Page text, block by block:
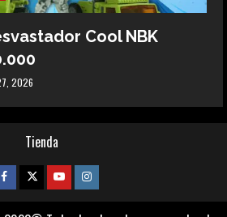
Cool NBK
2026
Tienda
Facebook
TwitterYoutubeInstagram